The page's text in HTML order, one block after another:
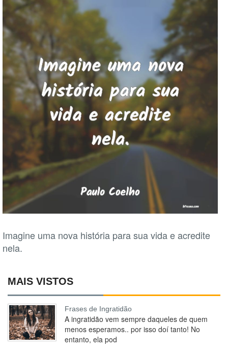
Imagine uma nova história para sua vida e acredite
nela.
MAIS VISTOS
Frases de Ingratidão
A ingratidão vem sempre daqueles de quem
menos esperamos.. por isso doí tanto! No
entanto, ela pod